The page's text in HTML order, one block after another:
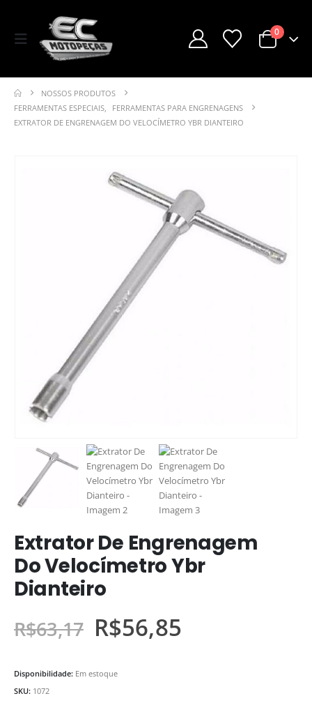
0
NOSSOS PRODUTOS
FERRAMENTAS ESPECIAIS,
FERRAMENTAS PARA ENGRENAGENS
EXTRATOR DE ENGRENAGEM DO VELOCÍMETRO YBR DIANTEIRO
Extrator De Engrenagem
Do Velocímetro Ybr
Dianteiro
R$63,17 R$56,85
Disponibilidade: Em estoque
SKU: 1072